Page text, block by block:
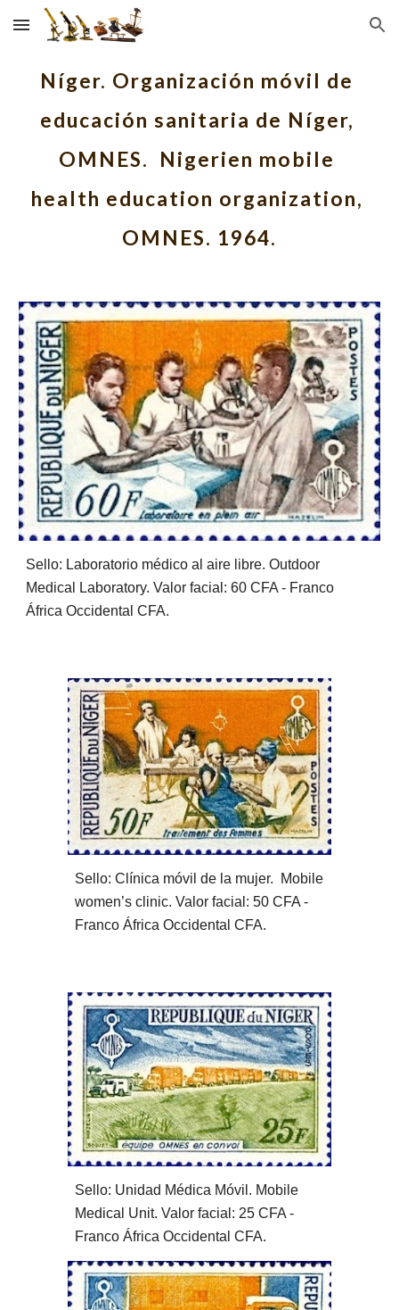
Skip to main content Skip to navigation
Níger. Organización móvil de
educación sanitaria de Níger,
OMNES.  Nigerien mobile
health education organization,
OMNES. 1964.
Sello: Laboratorio médico al aire libre. Outdoor
Medical Laboratory. Valor facial: 60 CFA - Franco
África Occidental CFA.
Sello: Clínica móvil de la mujer.  Mobile
women’s clinic. Valor facial: 50 CFA -
Franco África Occidental CFA.
Sello: Unidad Médica Móvil. Mobile
Medical Unit. Valor facial: 25 CFA -
Franco África Occidental CFA.